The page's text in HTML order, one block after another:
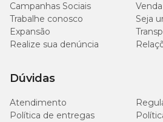
Campanhas Sociais
Trabalhe conosco
Seja
Expansão
Realize sua denúncia
Dúvidas
Atendimento
Política de entregas